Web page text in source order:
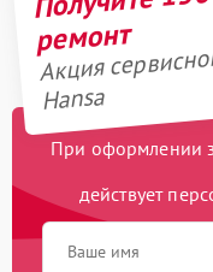
ремонт
Акция
Hansa
При оформлении
действует